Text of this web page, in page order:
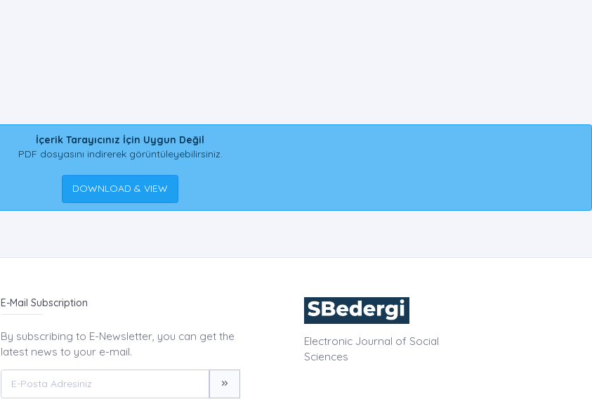
İçerik Tarayıcınız İçin Uygun Değil
PDF dosyasını indirerek görüntüleyebilirsiniz.
DOWNLOAD & VIEW
E-Mail Subscription
By subscribing to E-Newsletter, you can get the
latest news to your e-mail.
Electronic Journal of Social
Sciences